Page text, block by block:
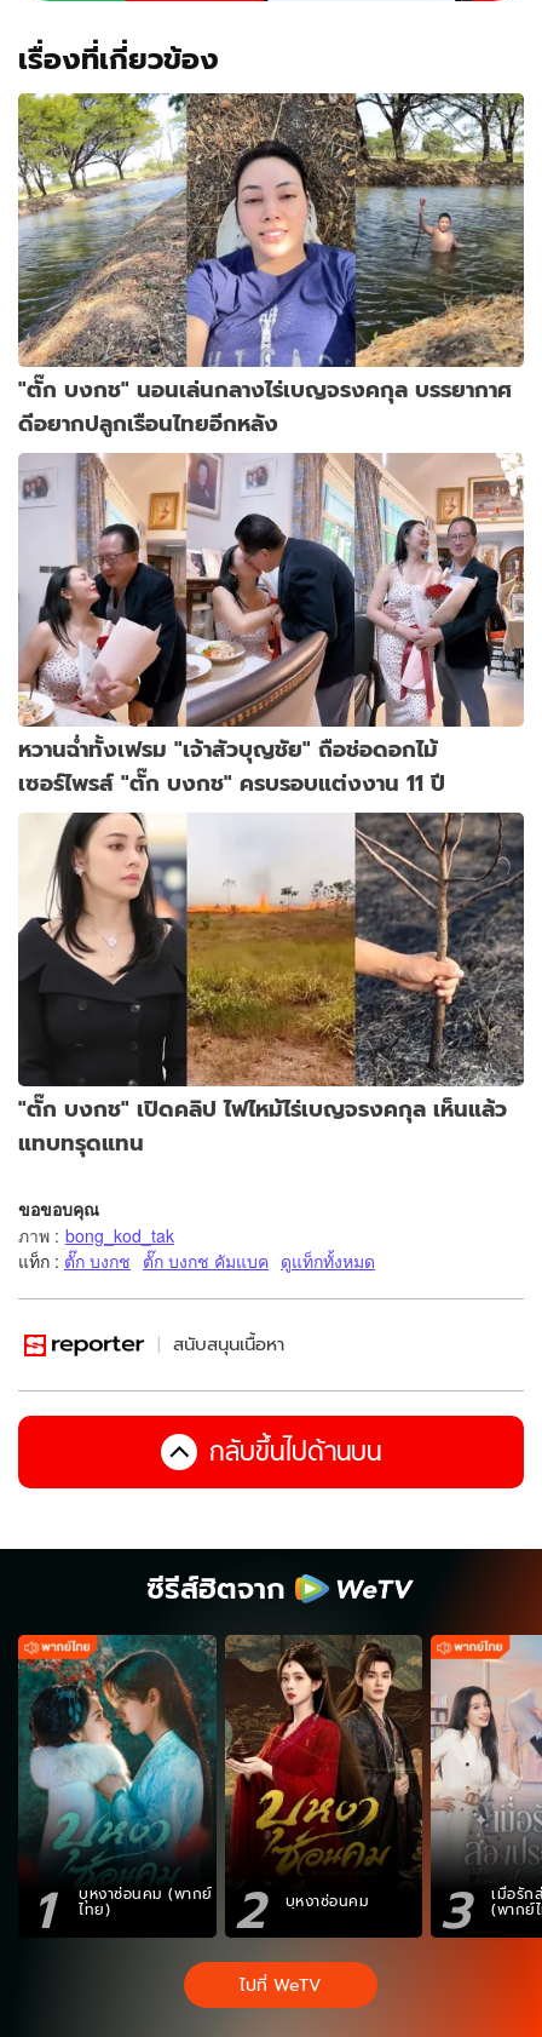
เรื่องที่เกี่ยวข้อง
"ตั๊ก บงกช" นอนเล่นกลางไร่เบญจรงคกุล บรรยากาศ
ดีอยากปลูกเรือนไทยอีกหลัง
หวานฉ่ำทั้งเฟรม "เจ้าสัวบุญชัย" ถือช่อดอกไม้
เซอร์ไพรส์ "ตั๊ก บงกช" ครบรอบแต่งงาน 11 ปี
"ตั๊ก บงกช" เปิดคลิป ไฟไหม้ไร่เบญจรงคกุล เห็นแล้ว
แทบทรุดแทน
ขอขอบคุณ
ภาพ : bong_kod_tak
แท็ก : ตั๊ก บงกช ตั๊ก บงกช คัมแบค ดูแท็กทั้งหมด
สนับสนุนเนื้อหา
กลับขึ้นไปด้านบน
ซีรีส์ฮิตจาก
1 บุหงาซ่อนคม (พากย์
ไทย) 2 บุหงาซ่อนคม 3 เมื่อรัก
(พากย์
ไปที่ WeTV